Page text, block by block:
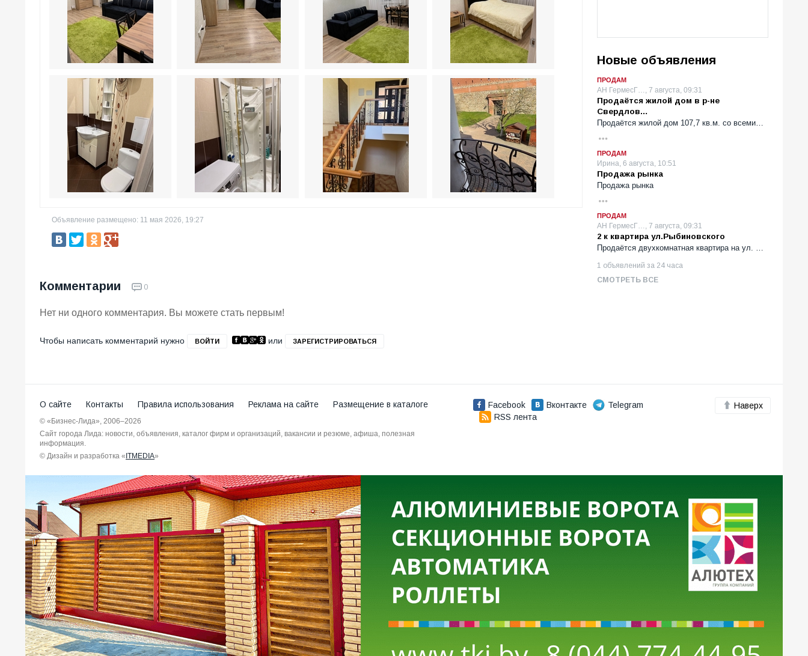
Объявление размещено: 11 мая 2026, 19:27
Комментарии 0
Нет ни одного комментария. Вы можете стать первым!
Чтобы написать комментарий нужно ВОЙТИ или ЗАРЕГИСТРИРОВАТЬСЯ
Новые объявления
ПРОДАМ
АН ГермесГ…, 7 августа, 09:31
Продаётся жилой дом в р-не
Свердлов…
Продаётся жилой дом 107,7 кв.м. со всеми…
ПРОДАМ
Ирина, 6 августа, 10:51
Продажа рынка
Продажа рынка
ПРОДАМ
АН ГермесГ…, 7 августа, 09:31
2 к квартира ул.Рыбиновского
Продаётся двухкомнатная квартира на ул. …
1 объявлений за 24 часа
СМОТРЕТЬ ВСЕ
О сайте Контакты Правила использования Реклама на сайте Размещение в каталоге
© «Бизнес-Лида», 2006–2026
Сайт города Лида: новости, объявления, каталог фирм и организаций, вакансии и резюме, афиша, полезная
информация.
© Дизайн и разработка «ITMEDIA»
Facebook Вконтакте
Telegram
RSS лента
Наверх